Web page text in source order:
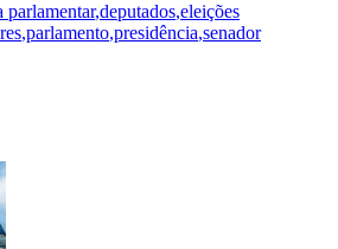
parlamentar,deputados,eleições
,parlamento,presidência,senador